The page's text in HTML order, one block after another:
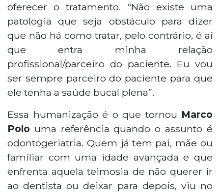
oferecer o tratamento. “Não existe uma
patologia que seja obstáculo para dizer
que não há como tratar, pelo contrário, é aí
que entra minha relação
profissional/parceiro do paciente. Eu vou
ser sempre parceiro do paciente para que
ele tenha a saúde bucal plena”.
Essa humanização é o que tornou Marco
Polo uma referência quando o assunto é
odontogeriatria. Quem já tem pai, mãe ou
familiar com uma idade avançada e que
enfrenta aquela teimosia de não querer ir
ao dentista ou deixar para depois, viu no